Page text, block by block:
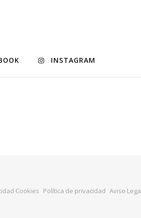
INSTAGRAM
Cookies Política de privacidad Aviso